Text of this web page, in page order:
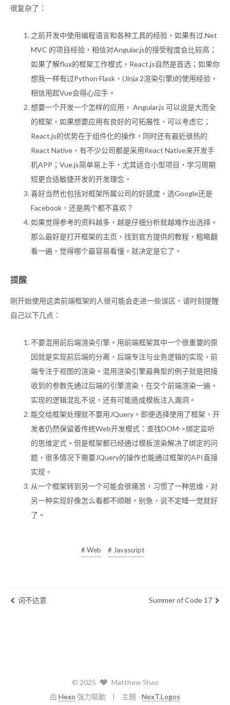
很复杂了：
之前开发中使用编程语言和各种工具的经验，如果有过.Net
MVC 的项目经验，相信对Angular.js的接受程度会比较高；
如果了解flux的框架工作模式，React.js自然是首选；如果你
想我一样有过Python Flask，(Jinja 2渲染引擎)的使用经验，
相信用起Vue会得心应手。
想要一个开发一个怎样的应用， Angular.js 可以说是大而全
的框架，如果想要应用有良好的可拓展性，可以考虑它；
React.js的优势在于组件化的操作，同时还有最近很热的
React Native，有不少公司都是采用React Native来开发手
机APP；Vue.js简单易上手，尤其适合小型项目，学习周期
短更合适敏捷开发的开发理念。
喜好当然也包括对框架所属公司的好感度，选Google还是
Facebook，还是两个都不喜欢？
如果觉得参考的资料越多，越是仔细分析就越难作出选择。
那么最好是打开框架的主页，找到官方提供的教程，粗略翻
看一遍，觉得哪个最容易看懂，就决定是它了。
提醒
刚开始使用这类前端框架的人很可能会走进一些误区，请时刻提醒
自己以下几点：
不要混用前后端渲染引擎。用前端框架其中一个很重要的原
因就是实现前后端的分离，后端专注与业务逻辑的实现，前
端专注于视图的渲染。混用渲染引擎最典型的例子就是把接
收到的参数先通过后端的引擎渲染，在交个前端渲染一遍。
实现的逻辑混乱不说，还有可能造成模板注入漏洞。
能交给框架处理就不要用JQuery。即便选择使用了框架，开
发者仍然保留着传统Web开发模式：查找DOM->绑定监听
的思维定式。但是框架都已经通过模板渲染解决了绑定的问
题，很多情况下需要JQuery的操作也能通过框架的API直接
实现。
从一个框架转到另一个可能会很痛苦，习惯了一种思维，对
另一种实现好像怎么看都不顺眼。别急，说不定睡一觉就好
了。
# Web # Javascript
词不达意 Summer of Code 17
© 2025
Matthew Shao
由 Hexo 強力驅動 主題 - NexT.Logos